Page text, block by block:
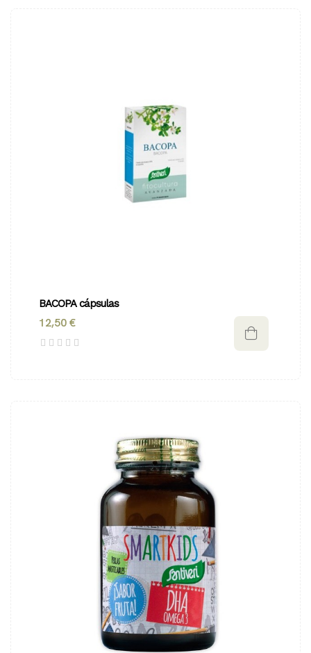
BACOPA cápsulas
12,50 €